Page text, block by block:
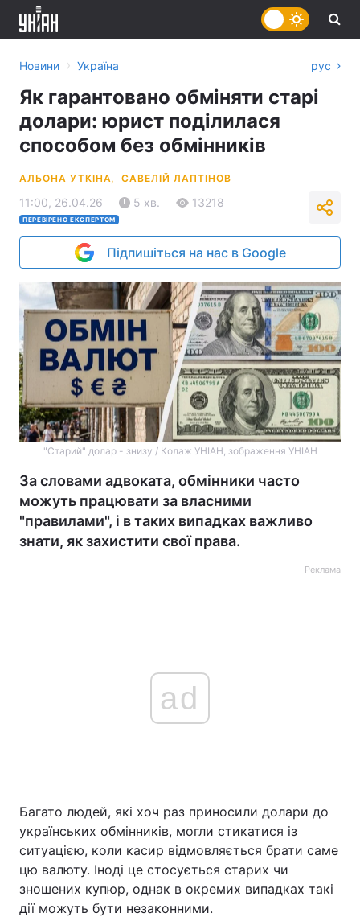
Україна
Економіка Світ
Спорт Наука
Новини › Україна рус
Як гарантовано обміняти старі
долари: юрист поділилася
способом без обмінників
АЛЬОНА УТКІНА, САВЕЛІЙ ЛАПТІНОВ
11:00, 26.04.26 5 хв. 13218
ПЕРЕВІРЕНО ЕКСПЕРТОМ
Підпишіться на нас в Google
"Старий" долар - знизу / Колаж УНIАН, зображення УНIАН
За словами адвоката, обмінники часто
можуть працювати за власними
"правилами", і в таких випадках важливо
знати, як захистити свої права.
Реклама
ad
Багато людей, які хоч раз приносили долари до
українських обмінників, могли стикатися із
ситуацією, коли касир відмовляється брати саме
цю валюту. Іноді це стосується старих чи
зношених купюр, однак в окремих випадках такі
дії можуть бути незаконними.